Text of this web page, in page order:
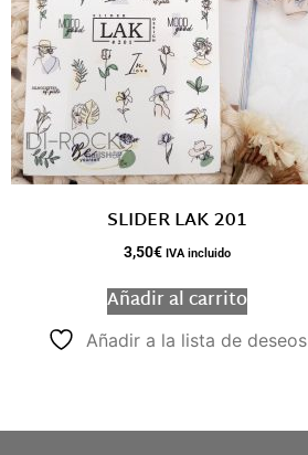
SLIDER LAK 201
3,50€ IVA incluido
Añadir al carrito
Añadir a la lista de deseos